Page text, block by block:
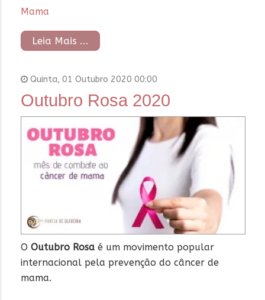
Mama
Leia Mais ...
Quinta, 01 Outubro 2020 00:00
Outubro Rosa 2020
O Outubro Rosa é um movimento popular
internacional pela prevenção do câncer de
mama.